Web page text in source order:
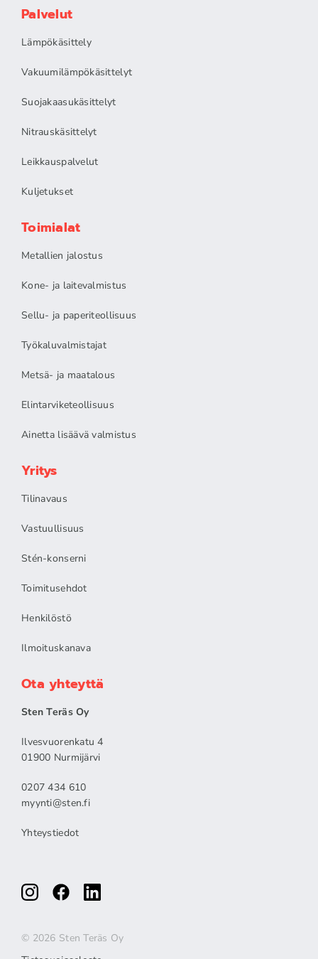
Palvelut
Lämpökäsittely
Vakuumilämpökäsittelyt
Suojakaasukäsittelyt
Nitrauskäsittelyt
Leikkauspalvelut
Kuljetukset
Toimialat
Metallien jalostus
Kone- ja laitevalmistus
Sellu- ja paperiteollisuus
Työkaluvalmistajat
Metsä- ja maatalous
Elintarviketeollisuus
Ainetta lisäävä valmistus
Yritys
Tilinavaus
Vastuullisuus
Stén-konserni
Toimitusehdot
Henkilöstö
Ilmoituskanava
Ota yhteyttä
Sten Teräs Oy
Ilvesvuorenkatu 4
01900 Nurmijärvi
0207 434 610
myynti@sten.fi
Yhteystiedot
© 2026 Sten Teräs Oy